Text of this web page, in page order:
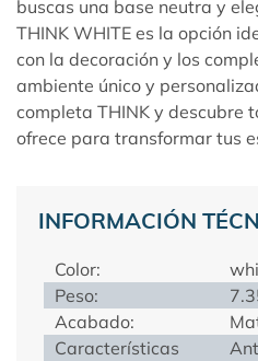
buscas una base neutra y
THINK WHITE es la opción
con la decoración y los
ambiente único y
completa THINK y descubre
ofrece para transformar tus
INFORMACIÓN
Color:
Peso:
Acabado:
Características